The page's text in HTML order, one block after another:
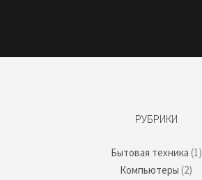
РУБРИКИ
Бытовая техника (1)
Компьютеры (2)